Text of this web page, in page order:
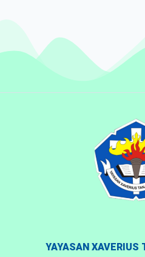
YAYASAN XAVERIUS